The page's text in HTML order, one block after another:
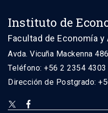
Instituto de
Facultad de Economía
Avda. Vicuña Mackenna
Teléfono: +56 2 2354 4303
Dirección de Postgrado: